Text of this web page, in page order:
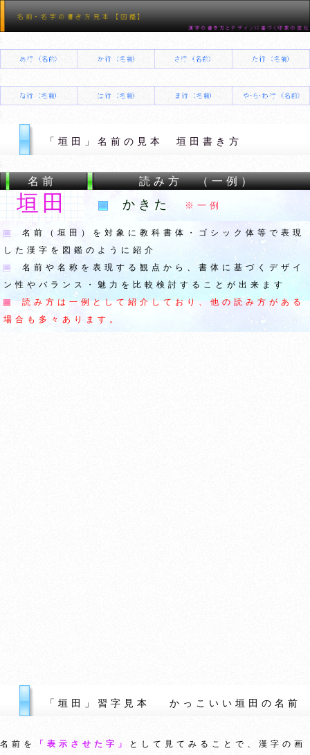
「垣田」名前の見本 垣田書き方
名前 読み方 （一例）
垣田 かきた ※一例
名前（垣田）を対象に教科書体・ゴシック体等で表現
した漢字を図鑑のように紹介
名前や名称を表現する観点から、書体に基づくデザイ
ン性やバランス・魅力を比較検討することが出来ます
読み方は一例として紹介しており、他の読み方がある
場合も多々あります。
「垣田」習字見本 かっこいい垣田の名前
名前を 「表示させた字」
として見てみることで、漢字の画